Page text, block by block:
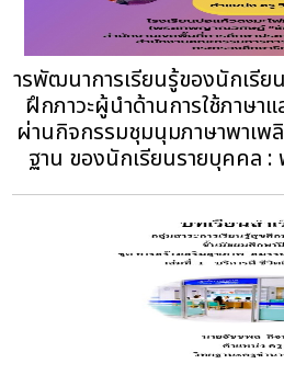
ารพัฒนาการเรียนรู้ของนักเรีย
ฝึกภาวะผู้นำด้านการใช้ภาษา
ผ่านกิจกรรมชุมนุมภาษาพาเ
ฐาน ของนักเรียนรายบุคคล